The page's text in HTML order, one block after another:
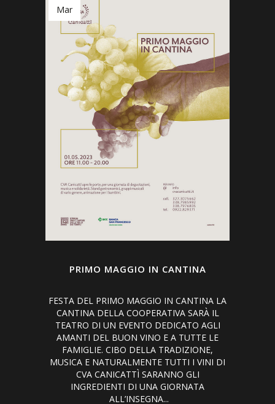
Mar
PRIMO MAGGIO IN CANTINA
FESTA DEL PRIMO MAGGIO IN CANTINA LA
CANTINA DELLA COOPERATIVA SARÀ IL
TEATRO DI UN EVENTO DEDICATO AGLI
AMANTI DEL BUON VINO E A TUTTE LE
FAMIGLIE. CIBO DELLA TRADIZIONE,
MUSICA E NATURALMENTE TUTTI I VINI DI
CVA CANICATTÌ SARANNO GLI
INGREDIENTI DI UNA GIORNATA
ALL’INSEGNA...